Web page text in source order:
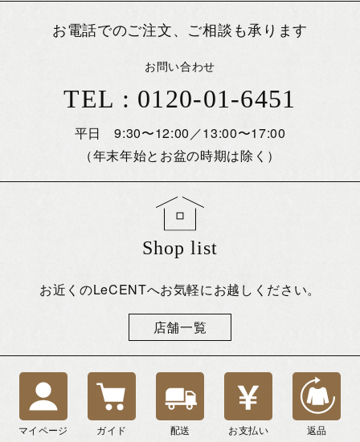
お電話でのご注文、ご相談も承ります
お問い合わせ
TEL : 0120-01-6451
平日 9:30〜12:00／13:00〜17:00
（年末年始とお盆の時期は除く）
Shop list
お近くのLeCENTへお気軽にお越しください。
店舗一覧
マイページ ガイド 配送 お支払い 返品